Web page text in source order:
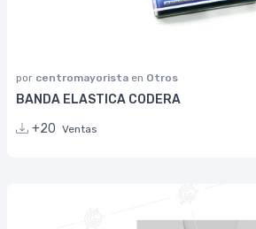
por centromayorista en Otros
BANDA ELASTICA CODERA
+20 Ventas